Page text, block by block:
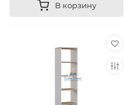
В корзину